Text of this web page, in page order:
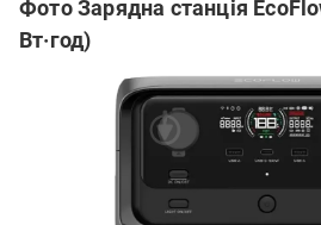
Фото Зарядна станція
Вт·год)